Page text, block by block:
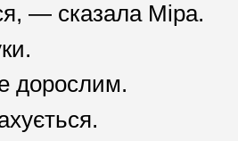
— сказала Міра.
дорослим.